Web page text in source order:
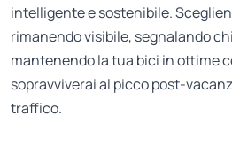
intelligente e sostenibile.
rimanendo visibile, segnalando
mantenendo la tua bici in ottime
sopravviverai al picco post-
traffico.